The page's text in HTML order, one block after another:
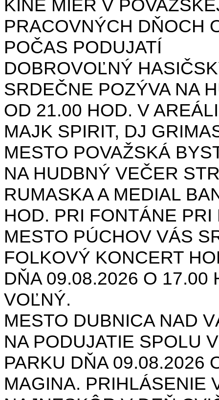
KINE MIER V
PRACOVNÝCH DŇOCH
POČAS PODUJATÍ
DOBROVOĽNÝ
SRDEČNE POZÝVA NA
OD 21.00 HOD. V
MAJK SPIRIT, DJ
MESTO POVAŽSKÁ
NA HUDBNÝ VEČER
RUMASKA A MEDIAL
HOD. PRI FONTÁNE PRI
MESTO PÚCHOV VÁS
FOLKOVÝ KONCERT
DŇA 09.08.2026 O 17.00
VOĽNÝ.
MESTO DUBNICA NAD
NA PODUJATIE SPOLU
PARKU DŇA 09.08.2026
MAGINA. PRIHLÁSENIE